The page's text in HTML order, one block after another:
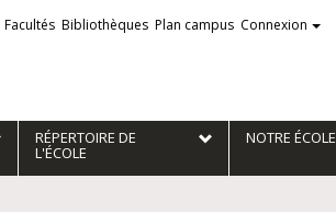
Facultés Bibliothèques Plan campus Connexion
RÉPERTOIRE DE
L'ÉCOLE
NOTRE ÉCOLE